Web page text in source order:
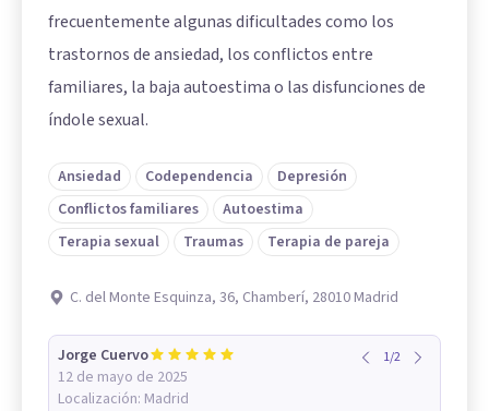
frecuentemente algunas dificultades como los
trastornos de ansiedad, los conflictos entre
familiares, la baja autoestima o las disfunciones de
índole sexual.
Ansiedad Codependencia
Depresión
Conflictos familiares
Autoestima
Terapia sexual
Traumas Terapia de pareja
C. del Monte Esquinza, 36, Chamberí, 28010 Madrid
Jorge Cuervo
12 de mayo de 2025
Localización: Madrid
1/2